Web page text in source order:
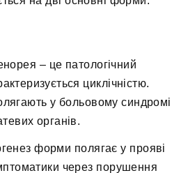
– це патологічний
циклічністю.
у больовому синдромі
органів.
форми полягає у прояві
через порушення